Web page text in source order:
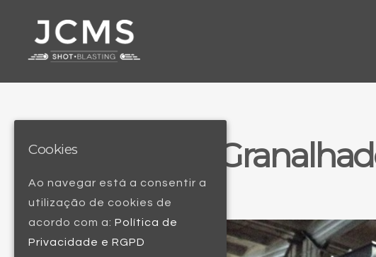
Cookies
Ao navegar está a consentir a
utilização de cookies de
acordo com a: Política de
Privacidade e RGPD